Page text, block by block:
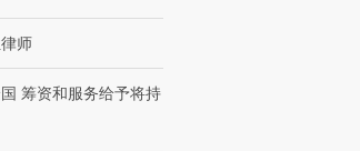
师
筹资和服务给予将持